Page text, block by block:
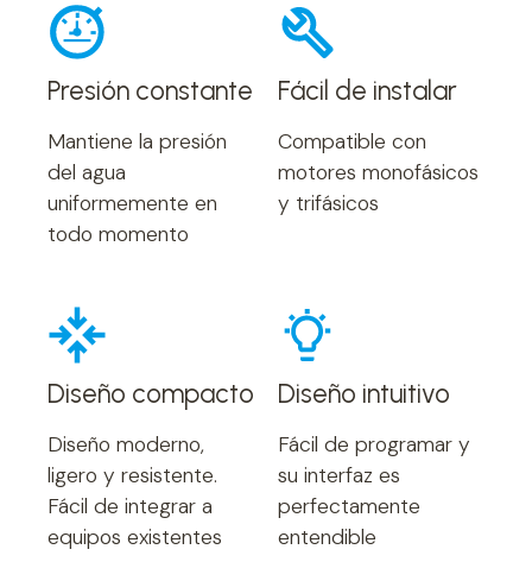
Presión constante
Mantiene la presión
del agua
uniformemente en
todo momento
Fácil de instalar
Compatible con
motores monofásicos
y trifásicos
Diseño compacto
Diseño moderno,
ligero y resistente.
Fácil de integrar a
equipos existentes
Diseño intuitivo
Fácil de programar y
su interfaz es
perfectamente
entendible